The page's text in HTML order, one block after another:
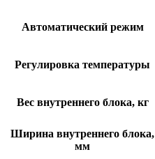
Автоматический режим
Регулировка температуры
Вес внутреннего блока, кг
Ширина внутреннего блока,
мм